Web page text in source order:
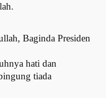
Baginda Presiden
hati dan
tiada